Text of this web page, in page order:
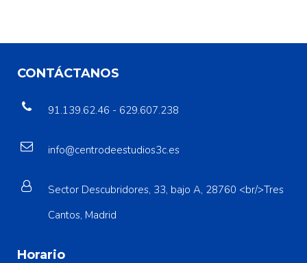
CONTÁCTANOS
91.139.62.46 - 629.607.238
info@centrodeestudios3c.es
Sector Descubridores, 33, bajo A, 28760 <br/>Tres
Cantos, Madrid
Horario